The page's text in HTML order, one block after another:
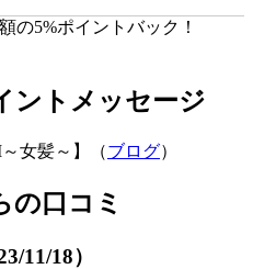
ントメッセージ
女髪～】（ブログ）
の口コミ
11/18）